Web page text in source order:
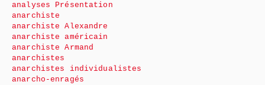
analyses Présentation
anarchiste
anarchiste Alexandre
anarchiste américain
anarchiste Armand
anarchistes
anarchistes individualistes
anarcho-enragés